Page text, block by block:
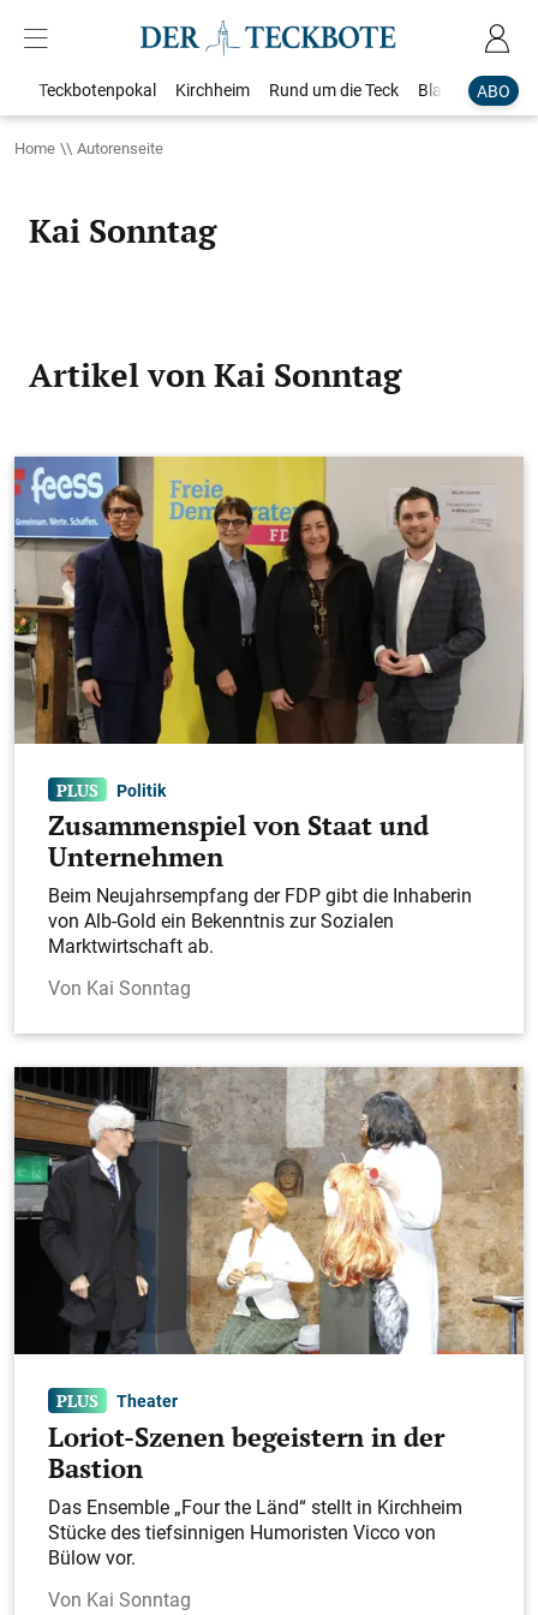
ABO
Teckbotenpokal Kirchheim Rund um die Teck Blaulicht
Home Autorenseite
Kai Sonntag
Artikel von Kai Sonntag
Politik
Zusammenspiel von Staat und
Unternehmen
Beim Neujahrsempfang der FDP gibt die Inhaberin
von Alb-Gold ein Bekenntnis zur Sozialen
Marktwirtschaft ab.
Kai Sonntag
Theater
Loriot-Szenen begeistern in der
Bastion
Das Ensemble „Four the Länd“ stellt in Kirchheim
Stücke des tiefsinnigen Humoristen Vicco von
Bülow vor.
Kai Sonntag